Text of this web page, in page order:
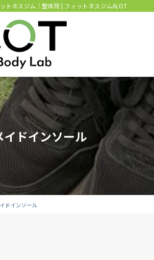
トネスジム｜整体院 | フィットネスジムALOT
イドインソール
ドインソール